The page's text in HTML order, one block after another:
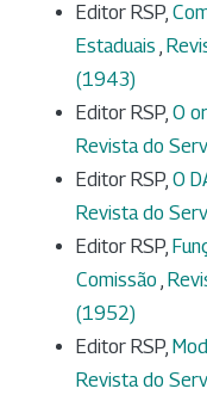
Editor RSP,
Estaduais ,
(1943)
Editor RSP, O
Revista do
Editor RSP, O
Revista do
Editor RSP,
Comissão ,
(1952)
Editor RSP,
Revista do